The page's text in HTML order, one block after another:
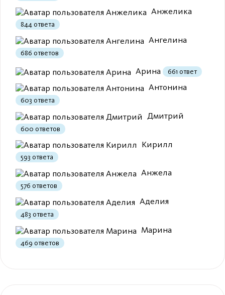
Полезно 1 Не очень
Анжелика
844 ответа
Ангелина
686 ответов
Арина 661 ответ
Антонина
603 ответа
Дмитрий
600 ответов
Кирилл
593 ответа
Анжела
576 ответов
Аделия
483 ответа
Марина
469 ответов